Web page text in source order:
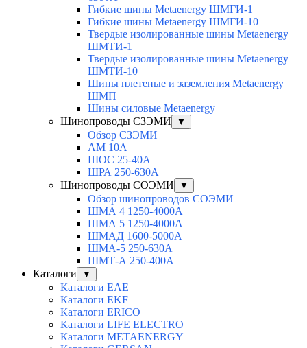
Гибкие шины Metaenergy ШМГИ-1
Гибкие шины Metaenergy ШМГИ-10
Твердые изолированные шины Metaenergy
ШМТИ-1
Твердые изолированные шины Metaenergy
ШМТИ-10
Шины плетеные и заземления Metaenergy
ШМП
Шины силовые Metaenergy
Шинопроводы СЗЭМИ
▼
Обзор СЗЭМИ
АМ 10А
ШОС 25-40А
ШРА 250-630А
Шинопроводы СОЭМИ
▼
Обзор шинопроводов СОЭМИ
ШМА 4 1250-4000А
ШМА 5 1250-4000А
ШМАД 1600-5000А
ШМА-5 250-630А
ШМТ-А 250-400А
Каталоги
▼
Каталоги EAE
Каталоги EKF
Каталоги ERICO
Каталоги LIFE ELECTRO
Каталоги METAENERGY